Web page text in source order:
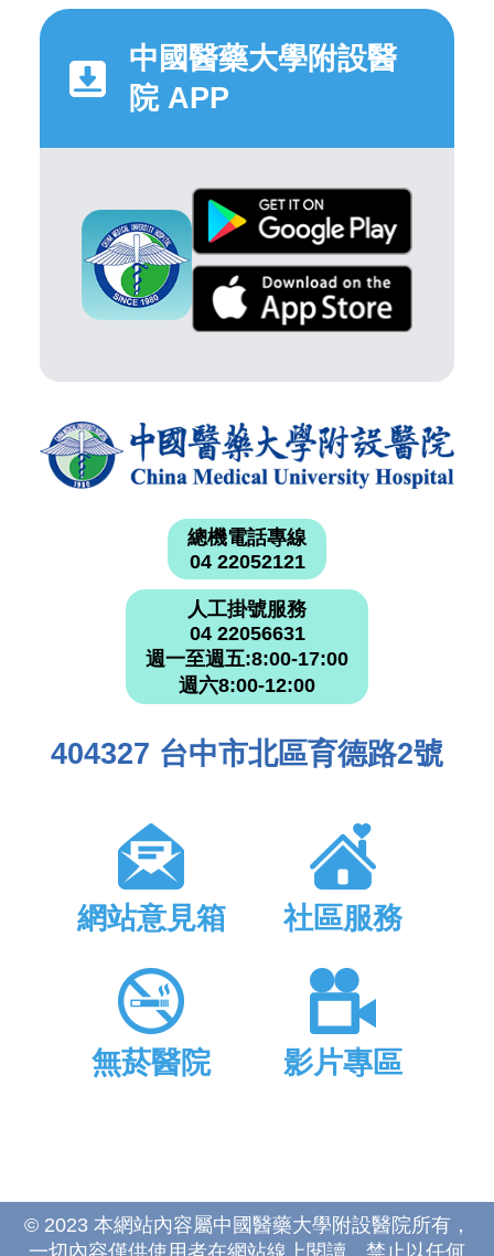
中國醫藥大學附設醫
院 APP
總機電話專線
04 22052121
人工掛號服務
04 22056631
週一至週五:8:00-17:00
週六8:00-12:00
404327 台中市北區育德路2號
網站意見箱 社區服務
無菸醫院 影片專區
© 2023 本網站內容屬中國醫藥大學附設醫院所有，